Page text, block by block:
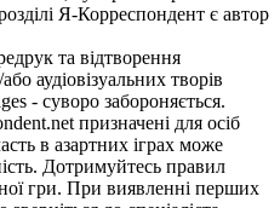
Я-Корреспондент є автор
та відтворення
аудіовізуальних творів
- суворо забороняється.
призначені для осіб
в азартних іграх може
Дотримуйтесь правил
гри. При виявленні перших